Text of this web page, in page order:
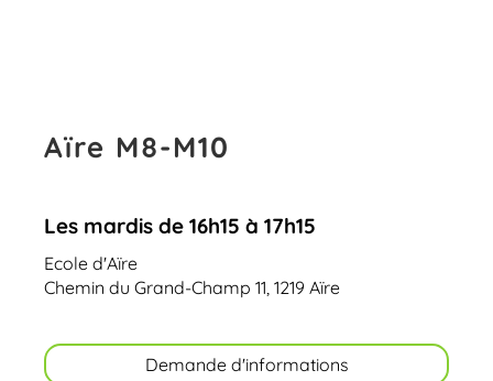
Aïre M8-M10
Les mardis de 16h15 à 17h15
Ecole d'Aïre
Chemin du Grand-Champ 11, 1219 Aïre
Demande d'informations